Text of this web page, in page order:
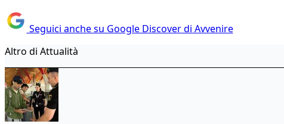
Seguici anche su Google Discover di Avvenire
Altro di Attualità